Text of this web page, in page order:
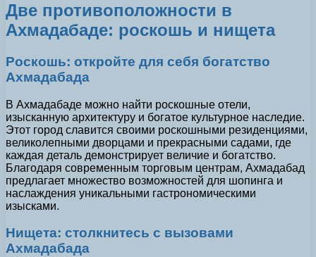
Две противоположности в
Ахмадабаде: роскошь и нищета
Роскошь: откройте для себя богатство
Ахмадабада
В Ахмадабаде можно найти роскошные отели,
изысканную архитектуру и богатое культурное наследие.
Этот город славится своими роскошными резиденциями,
великолепными дворцами и прекрасными садами, где
каждая деталь демонстрирует величие и богатство.
Благодаря современным торговым центрам, Ахмадабад
предлагает множество возможностей для шопинга и
наслаждения уникальными гастрономическими
изысками.
Нищета: столкнитесь с вызовами
Ахмадабада